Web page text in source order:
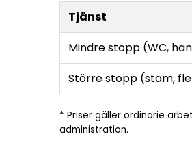
Tjänst
Mindre stopp (WC,
Större stopp (stam,
* Priser gäller ordinarie
administration.